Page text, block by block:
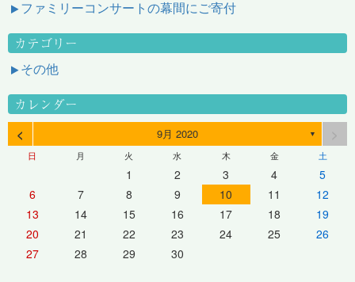
ファミリーコンサートの幕間にご寄付
カテゴリー
その他
カレンダー
< 9月 2020 ▼
日 月 火 水 木 金 土
1 2 3 4
5
6
7 8 9 10 11
12
13
14 15 16 17 18
19
20
21 22 23 24 25
26
27
28 29 30